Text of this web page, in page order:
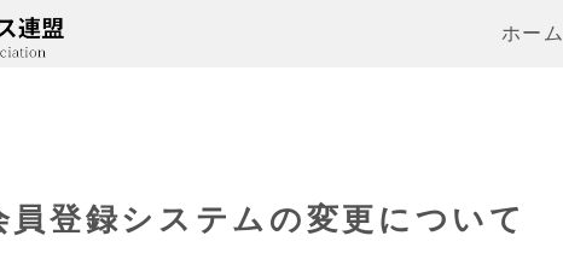
ホーム
登録システムの変更について